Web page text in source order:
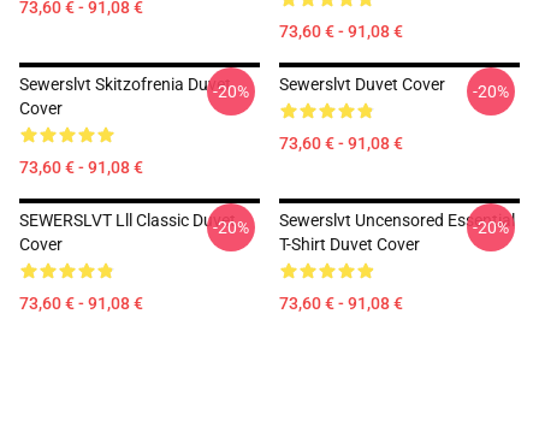
73,60 € - 91,08 €
73,60 € - 91,08 €
Sewerslvt Skitzofrenia Duvet
Cover
73,60 € - 91,08 €
-20% Sewerslvt Duvet Cover
73,60 € - 91,08 €
-20%
SEWERSLVT Lll Classic Duvet
Cover
73,60 € - 91,08 €
-20%
Sewerslvt Uncensored Essential
T-Shirt Duvet Cover
73,60 € - 91,08 €
-20%